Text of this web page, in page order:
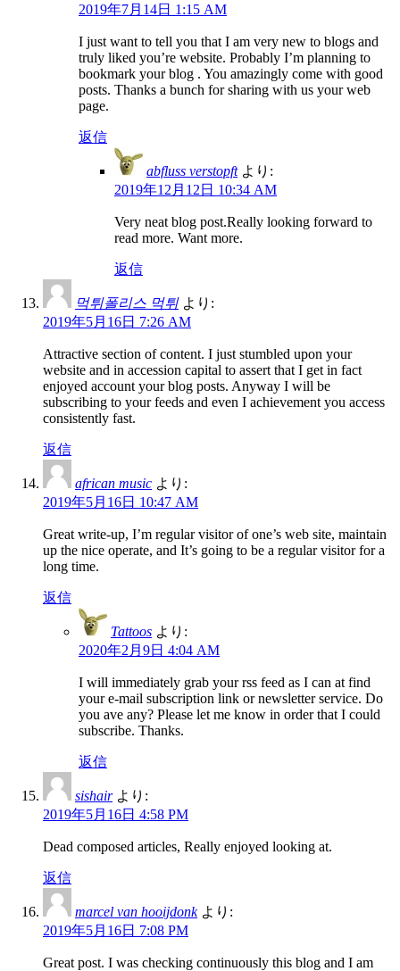
2019年7月14日 1:15 AM
I just want to tell you that I am very new to blogs and
truly liked you’re website. Probably I’m planning to
bookmark your blog . You amazingly come with good
posts. Thanks a bunch for sharing with us your web
page.
返信
abfluss verstopft より:
2019年12月12日 10:34 AM
Very neat blog post.Really looking forward to
read more. Want more.
返信
먹튀폴리스 먹튀 より:
2019年5月16日 7:26 AM
Attractive section of content. I just stumbled upon your
website and in accession capital to assert that I get in fact
enjoyed account your blog posts. Anyway I will be
subscribing to your feeds and even I achievement you access
consistently fast.
返信
african music より:
2019年5月16日 10:47 AM
Great write-up, I’m regular visitor of one’s web site, maintain
up the nice operate, and It’s going to be a regular visitor for a
long time.
返信
Tattoos より:
2020年2月9日 4:04 AM
I will immediately grab your rss feed as I can at find
your e-mail subscription link or newsletter service. Do
you ave any? Please let me know in order that I could
subscribe. Thanks.
返信
sishair より:
2019年5月16日 4:58 PM
Dead composed articles, Really enjoyed looking at.
返信
marcel van hooijdonk より:
2019年5月16日 7:08 PM
Great post. I was checking continuously this blog and I am